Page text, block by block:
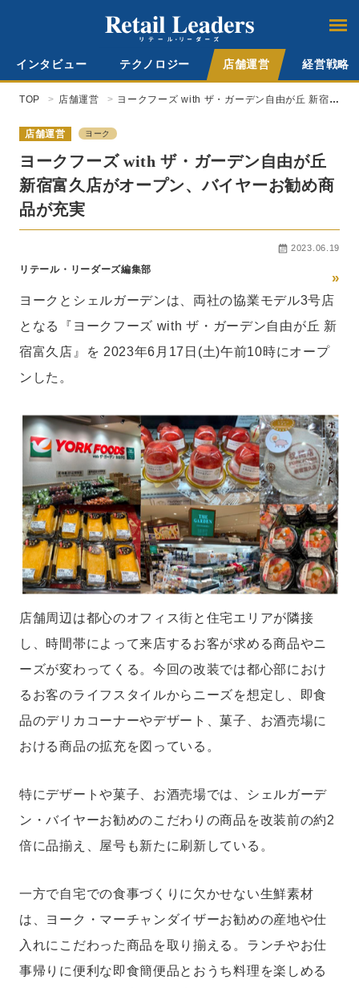
インタビュー テクノロジー 店舗運営 経営戦略
TOP 店舗運営
ヨークフーズ with ザ・ガーデン自由が丘 新宿富
店舗運営
ヨーク
ヨークフーズ with ザ・ガーデン自由が丘
新宿富久店がオープン、バイヤーお勧め商
品が充実
2023.06.19
リテール・リーダーズ編集部
»
ヨークとシェルガーデンは、両社の協業モデル3号店
となる『ヨークフーズ with ザ・ガーデン自由が丘 新
宿富久店』を 2023年6月17日(土)午前10時にオープ
ンした。
店舗周辺は都心のオフィス街と住宅エリアが隣接
し、時間帯によって来店するお客が求める商品やニ
ーズが変わってくる。今回の改装では都心部におけ
るお客のライフスタイルからニーズを想定し、即食
品のデリカコーナーやデザート、菓子、お酒売場に
おける商品の拡充を図っている。
特にデザートや菓子、お酒売場では、シェルガーデ
ン・バイヤーお勧めのこだわりの商品を改装前の約2
倍に品揃え、屋号も新たに刷新している。
一方で自宅での食事づくりに欠かせない生鮮素材
は、ヨーク・マーチャンダイザーお勧めの産地や仕
入れにこだわった商品を取り揃える。ランチやお仕
事帰りに便利な即食簡便品とおうち料理を楽しめる